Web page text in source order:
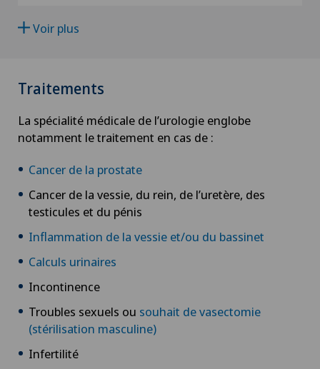
Arthrose de l’épaule
Arthrose du genou
Astigmatisme
Atelier socio-esthétique
AVC
Calcification de l’épaule
Schmerzklinik Basel
Voir plus
Traitements
La spécialité médicale de l’urologie englobe
notamment le traitement en cas de :
Cancer de la prostate
Cancer de la vessie, du rein, de l’uretère, des
testicules et du pénis
Inflammation de la vessie et/ou du bassinet
Calculs urinaires
Incontinence
Troubles sexuels ou souhait de vasectomie
(stérilisation masculine)
Infertilité